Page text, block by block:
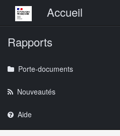
Menu principalAccueil
Rapports
Porte-documents
Nouveautés
Aide